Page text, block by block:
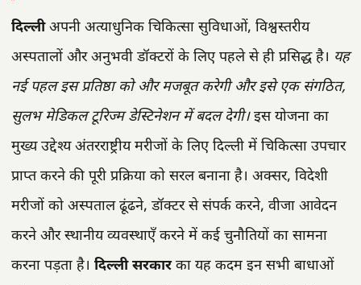
दिल्लीअपनी अत्याधुनिक चिकित्सा सुविधाओं, विश्वस्तरीय
अस्पतालों और अनुभवी डॉक्टरों के लिए पहले से ही प्रसिद्ध है। यह
नई पहल इस प्रतिष्ठा को और मजबूत करेगी और इसे एक संगठित,
सुलभ मेडिकल टूरिज्म डेस्टिनेशन में बदल देगी।इस योजना का
मुख्य उद्देश्य अंतरराष्ट्रीय मरीजों के लिए दिल्ली में चिकित्सा उपचार
प्राप्त करने की पूरी प्रक्रिया को सरल बनाना है। अक्सर, विदेशी
मरीजों को अस्पताल ढूंढने, डॉक्टर से संपर्क करने, वीजा आवेदन
करने और स्थानीय व्यवस्थाएँ करने में कई चुनौतियों का सामना
करना पड़ता है। दिल्ली सरकारका यह कदम इन सभी बाधाओं